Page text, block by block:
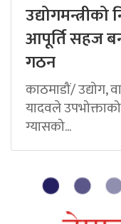
आपूर्ति सहज
गठन
काठमाडौं/ उद्योग,
यादवले
ग्यासको...